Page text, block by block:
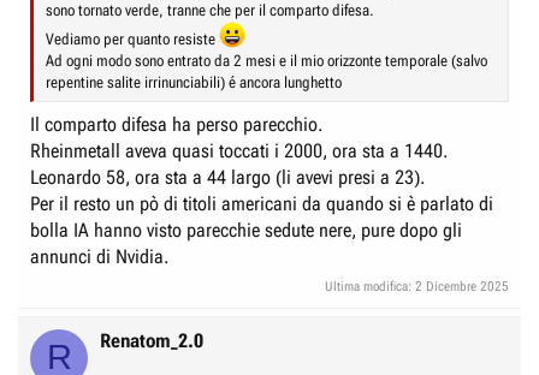
sono tornato verde, tranne che per il comparto difesa.
Vediamo per quanto resiste
Ad ogni modo sono entrato da 2 mesi e il mio orizzonte temporale (salvo
repentine salite irrinunciabili) é ancora lunghetto
Il comparto difesa ha perso parecchio.
Rheinmetall aveva quasi toccati i 2000, ora sta a 1440.
Leonardo 58, ora sta a 44 largo (li avevi presi a 23).
Per il resto un pò di titoli americani da quando si è parlato di
bolla IA hanno visto parecchie sedute nere, pure dopo gli
annunci di Nvidia.
Ultima modifica: 2 Dicembre 2025
R Renatom_2.0